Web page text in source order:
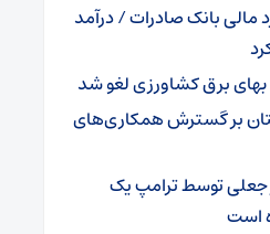
مالی بانک صادرات / درآمد
بهای برق کشاورزی لغو شد
بر گسترش همکاری‌های
جعلی توسط ترامپ یک
است